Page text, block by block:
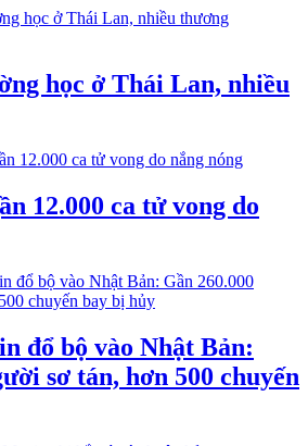
học ở Thái Lan, nhiều
12.000 ca tử vong do
đổ bộ vào Nhật Bản:
sơ tán, hơn 500 chuyến